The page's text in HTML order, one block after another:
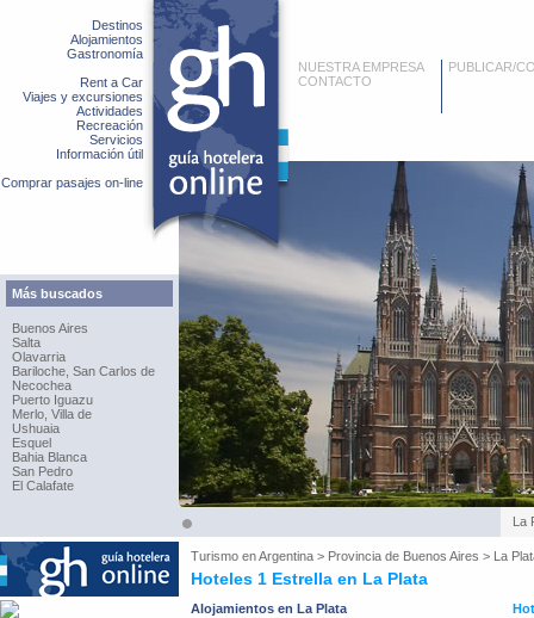
Destinos
Alojamientos
Gastronomía
Rent a Car
Viajes y excursiones
Actividades
Recreación
Servicios
Información útil
Comprar pasajes on-line
Más buscados
Buenos Aires
Salta
Olavarria
Bariloche, San Carlos de
Necochea
Puerto Iguazu
Merlo, Villa de
Ushuaia
Esquel
Bahia Blanca
San Pedro
El Calafate
NUESTRA EMPRESA
CONTACTO
PUBLICAR/
La
Turismo enArgentina > Provincia de Buenos Aires > La
Hoteles 1 Estrella en La Plata
Alojamientos en La Plata